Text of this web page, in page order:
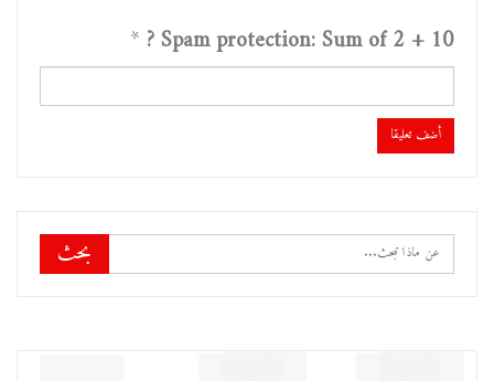
Spam protection: Sum of 2 + 10 ?
*